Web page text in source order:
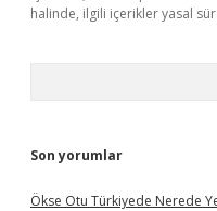
halinde, ilgili içerikler yasal
Son yorumlar
Ökse Otu Türkiyede Nerede